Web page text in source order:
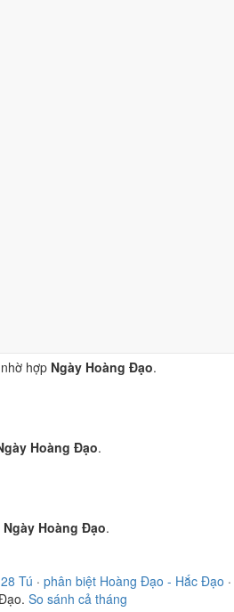
nhờ hợp Ngày Hoàng Đạo.
Hoàng Đạo.
Ngày Hoàng Đạo.
Tú · phân biệt Hoàng Đạo - Hắc Đạo ·
So sánh cả tháng